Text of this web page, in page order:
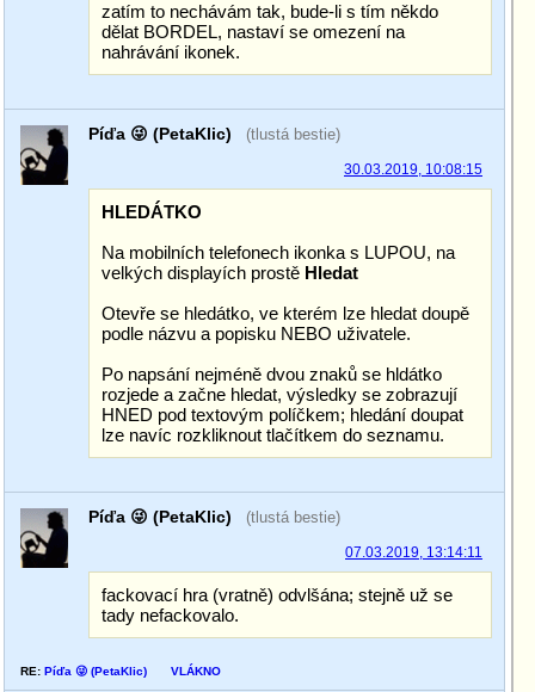
zatím to nechávám tak, bude-li s tím někdo
dělat BORDEL, nastaví se omezení na
nahrávání ikonek.
Píďa 😜 (PetaKlic) (tlustá bestie)
30.03.2019, 10:08:15
HLEDÁTKO
Na mobilních telefonech ikonka s LUPOU, na
velkých displayích prostě Hledat
Otevře se hledátko, ve kterém lze hledat doupě
podle názvu a popisku NEBO uživatele.
Po napsání nejméně dvou znaků se hldátko
rozjede a začne hledat, výsledky se zobrazují
HNED pod textovým políčkem; hledání doupat
lze navíc rozkliknout tlačítkem do seznamu.
Píďa 😜 (PetaKlic) (tlustá bestie)
07.03.2019, 13:14:11
fackovací hra (vratně) odvlšána; stejně už se
tady nefackovalo.
RE: Píďa 😜 (PetaKlic) VLÁKNO